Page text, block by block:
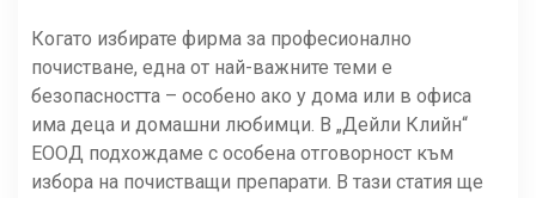
Когато избирате фирма за професионално
почистване, една от най-важните теми е
безопасността – особено ако у дома или в офиса
има деца и домашни любимци. В „Дейли Клийн“
ЕООД подхождаме с особена отговорност към
избора на почистващи препарати. В тази статия ще